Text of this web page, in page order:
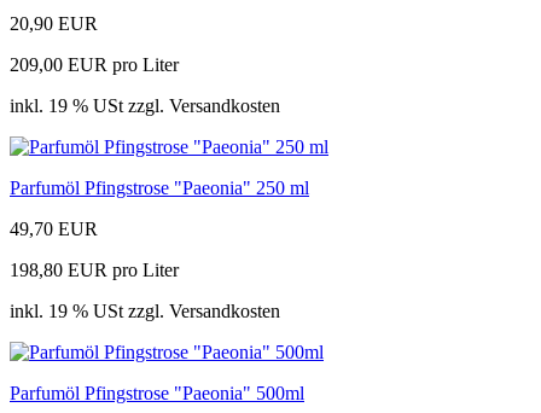
20,90 EUR
209,00 EUR pro Liter
inkl. 19 % USt zzgl. Versandkosten
Parfumöl Pfingstrose "Paeonia" 250 ml
49,70 EUR
198,80 EUR pro Liter
inkl. 19 % USt zzgl. Versandkosten
Parfumöl Pfingstrose "Paeonia" 500ml